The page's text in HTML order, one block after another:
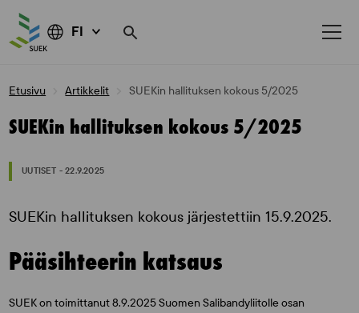
FI
Etusivu Artikkelit SUEKin hallituksen kokous 5/2025
SUEKin hallituksen kokous 5/2025
UUTISET - 22.9.2025
SUEKin hallituksen kokous järjestettiin 15.9.2025.
Pääsihteerin katsaus
SUEK on toimittanut 8.9.2025 Suomen Salibandyliitolle osan